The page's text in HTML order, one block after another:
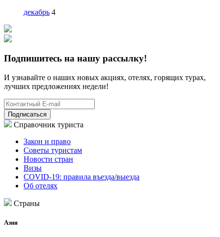
декабрь 4
Подпишитесь на нашу рассылку!
И узнавайте о наших новых акциях, отелях, горящих турах,
лучших предложениях недели!
Подписаться
Справочник туриста
Закон и право
Советы туристам
Новости стран
Визы
COVID-19: правила въезда/выезда
Об отелях
Страны
Азия